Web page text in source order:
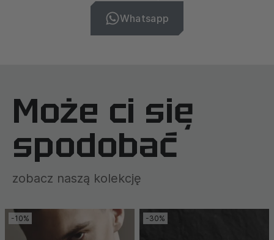
Whatsapp
Może ci się
spodobać
zobacz naszą kolekcję
-10% -30%